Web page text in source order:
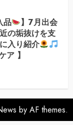
品
】7月出会
の垢抜けを支
入り紹介
ア 】
by AF themes.